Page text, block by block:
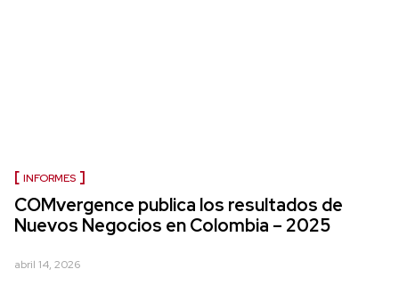
INFORMES
COMvergence publica los resultados de
Nuevos Negocios en Colombia – 2025
abril 14, 2026